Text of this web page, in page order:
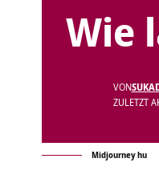
Wie
ZULETZT
VON
Midjourney hu